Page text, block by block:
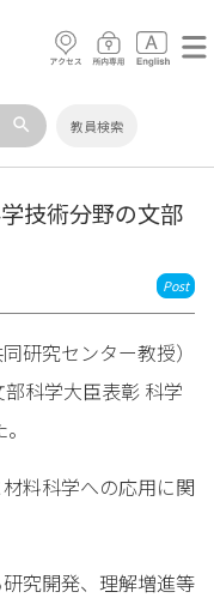
search 教員検索
技術分野の文部
Post
研究センター教授）
科学大臣表彰 科学
料科学への応用に関
究開発、理解増進等